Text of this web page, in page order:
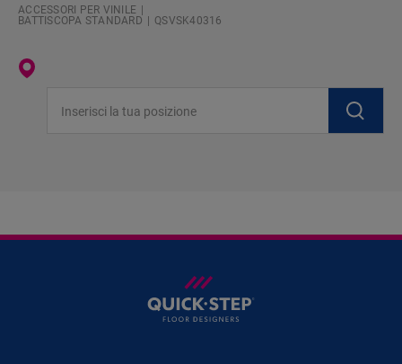
ACCESSORI PER VINILE
BATTISCOPA STANDARD
QSVSK40316